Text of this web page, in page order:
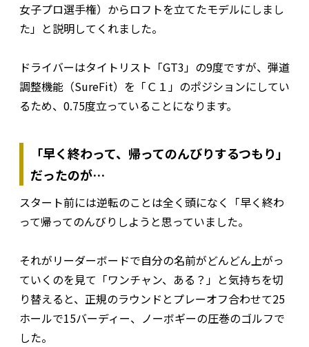
女子プロ選手権）からロフトを立てたモデルにしまし
た」と説明してくれました。
ドライバーはタイトリスト「GT3」の9度ですが、弾道
調整機能（SureFit）を「Ｃ１」のポジションにしてい
るため、0.75度立っていることになります。
「早く終わって、帰ってのんびりするつもり」
だったのが…
スタート前には逆転のことは全く頭になく「早く終わ
って帰ってのんびりしようと思っていました。
それがリーダーボードで自分の名前がどんどん上がっ
ていくのを見て「ワンチャン、ある？」と気持ちを切
り替えると、正規のラウンドとプレーオフ合わせて25
ホールで15バーディー、ノーボギーの圧巻のゴルフで
した。